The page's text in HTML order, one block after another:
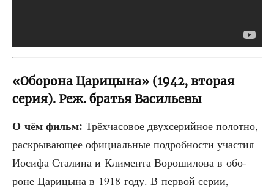
«Оборона Царицына» (1942, вторая
серия). Реж. братья Васильевы
О чём фильм: Трёх­ча­со­вое двух­се­рий­ное полот­но,
рас­кры­ва­ю­щее офи­ци­аль­ные подроб­но­сти уча­стия
Иоси­фа Ста­ли­на и Кли­мен­та Воро­ши­ло­ва в обо­
роне Цари­цы­на в 1918 году. В пер­вой серии,